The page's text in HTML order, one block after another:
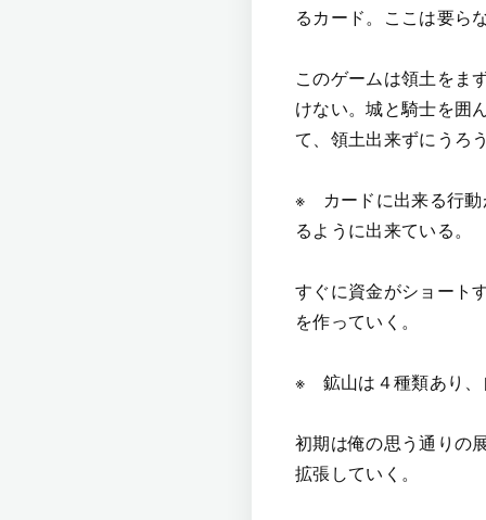
るカード。ここは要ら
このゲームは領土をま
けない。城と騎士を囲
て、領土出来ずにうろ
※ カードに出来る行動
るように出来ている。
すぐに資金がショート
を作っていく。
※ 鉱山は４種類あり、
初期は俺の思う通りの
拡張していく。